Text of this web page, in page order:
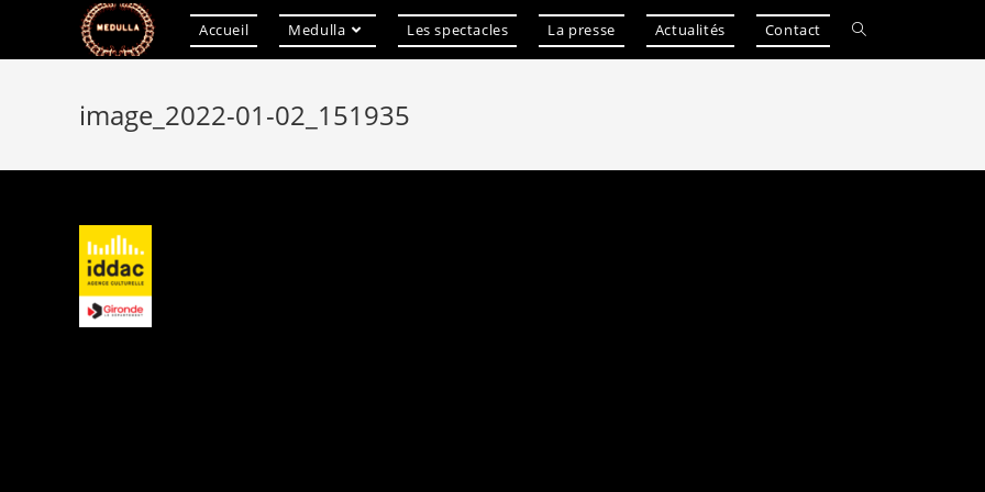
Accueil Medulla Les spectacles La presse Actualités Contact
image_2022-01-02_151935